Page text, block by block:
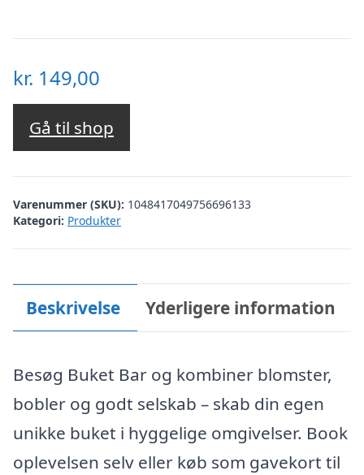
kr. 149,00
Gå til shop
Varenummer (SKU): 1048417049756696133
Kategori: Produkter
Beskrivelse Yderligere information
Besøg Buket Bar og kombiner blomster,
bobler og godt selskab – skab din egen
unikke buket i hyggelige omgivelser. Book
oplevelsen selv eller køb som gavekort til